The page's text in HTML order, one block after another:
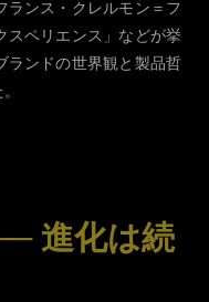
ランス・クレルモン＝フ
スペリエンス」などが挙
ランドの世界観と製品哲
進化は続